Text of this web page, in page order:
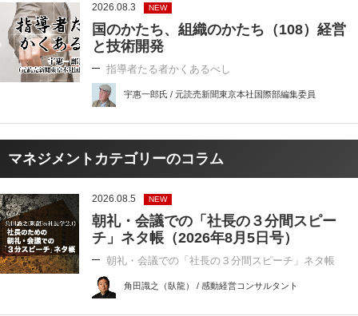
2026.08.3 NEW
国のかたち、組織のかたち（108）経営
と技術開発
指導者たる者かくあるべし
宇惠一郎氏 / 元読売新聞東京本社国際部編集委員
マネジメントカテゴリーのコラム
2026.08.5 NEW
朝礼・会議での「社長の３分間スピー
チ」ネタ帳（2026年8月5日号）
朝礼・会議での「社長の３分間スピーチ」ネタ帳
角田識之（臥龍） / 感動経営コンサルタント